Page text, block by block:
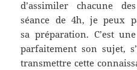
d’assimiler chacune
séance de 4h, je peux
sa préparation. C’est
parfaitement son sujet,
transmettre cette